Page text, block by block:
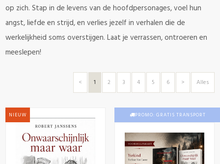
op zich. Stap in de levens van de hoofdpersonages, voel hun
angst, liefde en strijd, en verlies jezelf in verhalen die de
werkelijkheid soms overstijgen. Laat je verrassen, ontroeren en
meeslepen!
< 1 2 3 4 5 6 > Alles
NIEUW NIEUW PROMO
PROMO: GRATIS TRANSPORT